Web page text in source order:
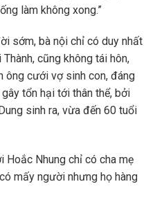
làm không xong.”
sớm, bà nội chỉ có duy nhất
cũng không tái hôn,
ông cưới vợ sinh con, đáng
tổn hại tới thân thể, bởi
sinh ra, vừa đến 60 tuổi
Hoắc Nhung chỉ có cha mẹ
mấy người nhưng họ hàng